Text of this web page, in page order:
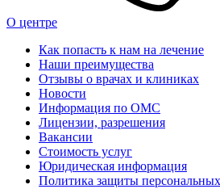
О центре
Как попасть к нам на лечение
Наши преимущества
Отзывы о врачах и клиниках
Новости
Информация по ОМС
Лицензии, разрешения
Вакансии
Стоимость услуг
Юридическая информация
Политика защиты